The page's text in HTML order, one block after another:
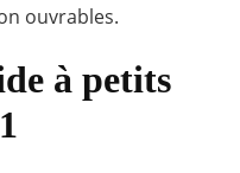
ouvrables.
à petits